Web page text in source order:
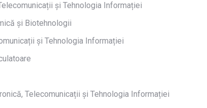
și Tehnologia Informației
și Biotehnologii
și Tehnologia Informației
Telecomunicații și Tehnologia Informației